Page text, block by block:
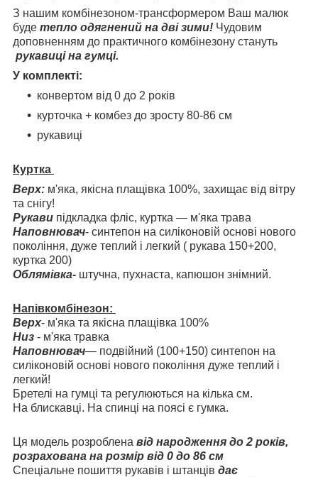
З нашим комбінезоном-трансформером Ваш малюк
буде тепло одягнений на дві зими! Чудовим
доповненням до практичного комбінезону стануть
рукавиці на гумці.
У комплекті:
конвертом від 0 до 2 років
курточка + комбез до зросту 80-86 см
рукавиці
Куртка
Верх: м'яка, якісна плащівка 100%, захищає від вітру
та снігу!
Рукави підкладка фліс, куртка — м'яка трава
Наповнювач- синтепон на силіконовій основі нового
покоління, дуже теплий і легкий ( рукава 150+200,
куртка 200)
Облямівка- штучна, пухнаста, капюшон знімний.
Напівкомбінезон:
Верх- м'яка та якісна плащівка 100%
Низ - м'яка травка
Наповнювач— подвійний (100+150) синтепон на
силіконовій основі нового покоління дуже теплий і
легкий!
Бретелі на гумці та регулюються на кілька см.
На блискавці. На спинці на поясі є гумка.
Ця модель розроблена від народження до 2 років,
розрахована на розмір від 0 до 86 см
Спеціальне пошиття рукавів і штанців дає